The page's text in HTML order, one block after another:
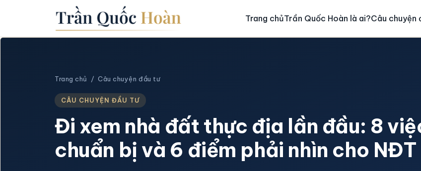
Trang chủTrần Quốc Hoàn là ai?Câu chuyện
Trang chủ /Câu chuyện đầu tư
CÂU CHUYỆN ĐẦU TƯ
Đi xem nhà đất thực địa lần đầu: 8
chuẩn bị và 6 điểm phải nhìn cho